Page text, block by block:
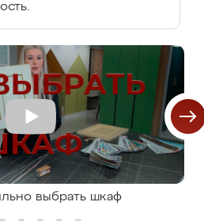
выбрать шкаф